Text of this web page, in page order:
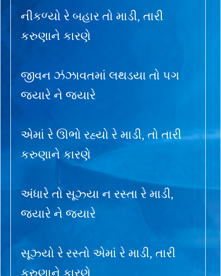
નીકળ્યો રે બહાર તો માડી, તારી
કરુણાને કારણે
જીવન ઝંઝાવતમાં લથડયા તો પગ
જ્યારે ને જ્યારે
એમાં રે ઊભો રહ્યો રે માડી, તો તારી
કરુણાને કારણે
અંધારે તો સૂઝ્યા ન રસ્તા રે માડી,
જ્યારે ને જ્યારે
સૂઝ્યો રે રસ્તો એમાં રે માડી, તારી
કરુણાને કારણે